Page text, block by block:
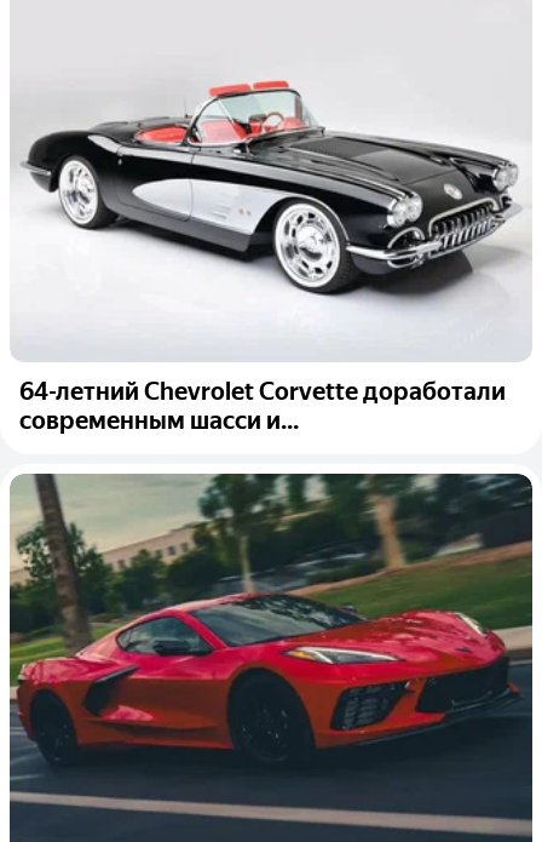
64-летний Chevrolet Corvette доработали
современным шасси и...